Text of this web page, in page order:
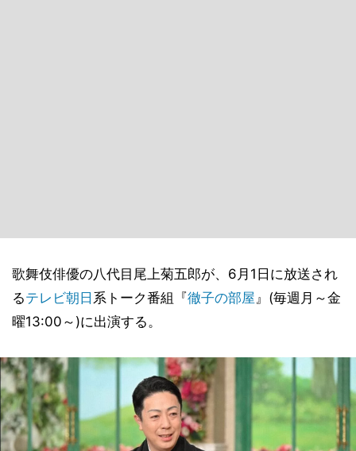
歌舞伎俳優の八代目尾上菊五郎が、6月1日に放送され
るテレビ朝日 系トーク番組『徹子の部屋』(毎週月～金
曜13:00～)に出演する。